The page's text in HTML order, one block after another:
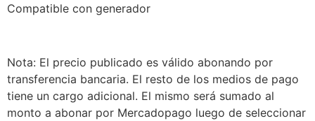
Compatible con generador
Nota: El precio publicado es válido abonando por
transferencia bancaria. El resto de los medios de pago
tiene un cargo adicional. El mismo será sumado al
monto a abonar por Mercadopago luego de seleccionar